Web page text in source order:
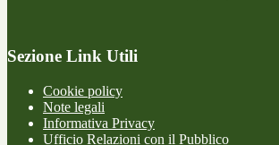
Sezione Link Utili
Cookie policy
Note legali
Informativa Privacy
Ufficio Relazioni con il Pubblico